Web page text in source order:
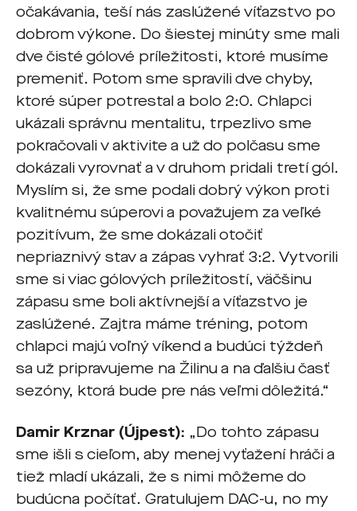
očakávania, teší nás zaslúžené víťazstvo po
dobrom výkone. Do šiestej minúty sme mali
dve čisté gólové príležitosti, ktoré musíme
premeniť. Potom sme spravili dve chyby,
ktoré súper potrestal a bolo 2:0. Chlapci
ukázali správnu mentalitu, trpezlivo sme
pokračovali v aktivite a už do polčasu sme
dokázali vyrovnať a v druhom pridali tretí gól.
Myslím si, že sme podali dobrý výkon proti
kvalitnému súperovi a považujem za veľké
pozitívum, že sme dokázali otočiť
nepriaznivý stav a zápas vyhrať 3:2. Vytvorili
sme si viac gólových príležitostí, väčšinu
zápasu sme boli aktívnejší a víťazstvo je
zaslúžené. Zajtra máme tréning, potom
chlapci majú voľný víkend a budúci týždeň
sa už pripravujeme na Žilinu a na ďalšiu časť
sezóny, ktorá bude pre nás veľmi dôležitá.“
Damir Krznar (Újpest): „Do tohto zápasu
sme išli s cieľom, aby menej vyťažení hráči a
tiež mladí ukázali, že s nimi môžeme do
budúcna počítať. Gratulujem DAC-u, no my